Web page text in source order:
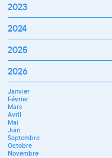
Janvier
Février
Mars
Avril
Juillet
Septembre
Octobre
Novembre
Décembre
2023
Janvier
Février
Mars
Avril
Septembre
Octobre
Novembre
Décembre
2024
Janvier
Février
Mars
Avril
Juin
Juillet
Septembre
Novembre
Décembre
2025
Janvier
Février
Mars
Avril
Mai
Juin
Juillet
Septembre
Octobre
Novembre
Décembre
2026
Janvier
Février
Mars
Avril
Mai
Juin
Septembre
Octobre
Novembre